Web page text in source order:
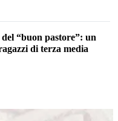
“buon pastore”: un
di terza media